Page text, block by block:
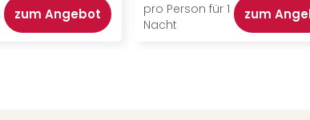
zum Angebot
pro Person für 1
Nacht
zum